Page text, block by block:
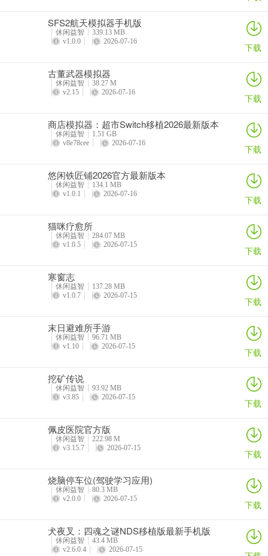
SFS2航天模拟器手机版
休闲益智
339.13 MB
v1.0.0
2026-07-16 下载
古董武器模拟器
休闲益智
38.27 M
v2.15
2026-07-16 下载
商店模拟器：超市Switch移植2026最新版本
休闲益智
1.51 GB
v8e78cee
2026-07-16 下载
悠闲铁匠铺2026官方最新版本
休闲益智
134.1 MB
v1.0.1
2026-07-16 下载
猫咪疗愈所
休闲益智
284.07 MB
v1.0.5
2026-07-15 下载
寒窗志
休闲益智
137.28 MB
v1.0.7
2026-07-15 下载
末日避难所手游
休闲益智
96.71 MB
v1.10
2026-07-15 下载
挖矿传说
休闲益智
93.92 MB
v3.85
2026-07-15 下载
佩皮医院官方版
休闲益智
222.98 M
v3.15.7
2026-07-15 下载
烧脑停车位(驾驶学习应用)
休闲益智
80.3 MB
v2.0.0
2026-07-15 下载
犬夜叉：四魂之谜NDS移植版最新手机版
休闲益智
43.4 MB
v2.6.0.4
2026-07-15